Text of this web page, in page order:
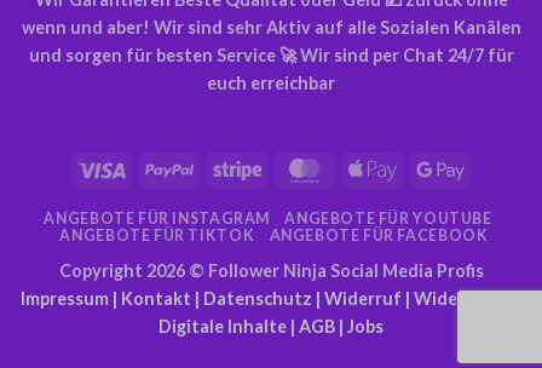
wenn und aber! Wir sind sehr Aktiv auf alle Sozialen Kanälen
und sorgen für besten Service 🚀 Wir sind per Chat 24/7 für
euch erreichbar
Visa PayPal Streifen MasterCard
Apple
Google
ANGEBOTE FÜR INSTAGRAM
ANGEBOTE FÜR YOUTUBE
ANGEBOTE FÜR TIKTOK
ANGEBOTE FÜR FACEBOOK
Copyright 2026 © Follower Ninja Social Media Profis
Impressum | Kontakt | Datenschutz | Widerruf | Widerruf für
Digitale Inhalte | AGB | Jobs